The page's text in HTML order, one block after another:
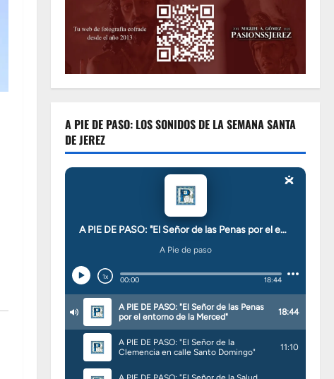
A PIE DE PASO: LOS SONIDOS DE LA SEMANA SANTA
DE JEREZ